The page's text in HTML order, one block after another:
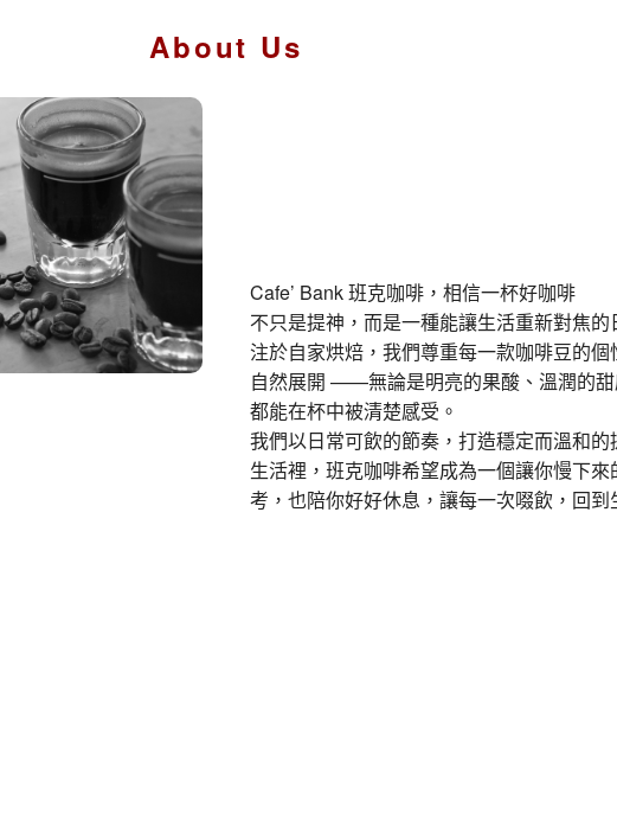
About Us
Cafe’ Bank 班克咖啡，相信一杯好咖啡
不只是提神，而是一種能讓生活重新對焦
注於自家烘焙，我們尊重每一款咖啡豆的
自然展開 ——無論是明亮的果酸、溫潤的
都能在杯中被清楚感受。
我們以日常可飲的節奏，打造穩定而溫和
生活裡，班克咖啡希望成為一個讓你慢下
考，也陪你好好休息，讓每一次啜飲，回到